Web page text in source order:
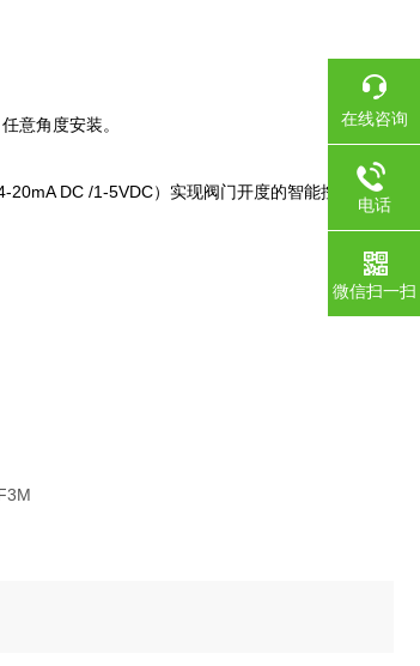
意角度安装。
DC /1-5VDC）实现阀门开度的智能控制和精
在线咨询
电话
微信扫一扫